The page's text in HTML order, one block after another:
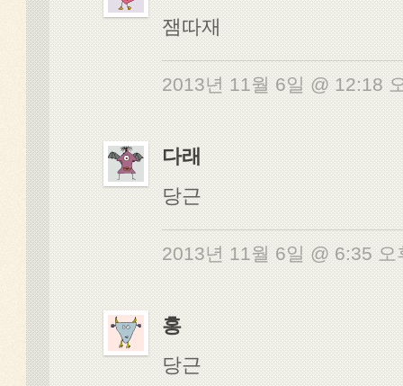
잼따재
2013년 11월 6일 @ 12:18
다래
당근
2013년 11월 6일 @ 6:35
홍
당근